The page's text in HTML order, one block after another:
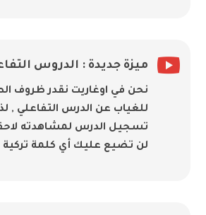
 ميزة جديدة : الدروس
نحن في اوغاريت نقدر ظروف
للغياب عن الدرس التفاعلي ,
تسجيل الدرس لمشاهدته
لن تضيع عليك أي كلمة تركية